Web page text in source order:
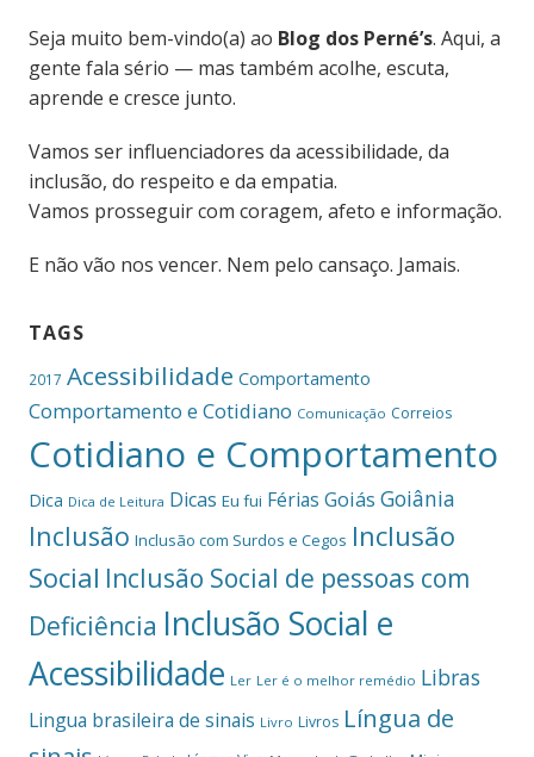
Seja muito bem-vindo(a) ao Blog dos Perné’s. Aqui, a
gente fala sério — mas também acolhe, escuta,
aprende e cresce junto.
Vamos ser influenciadores da acessibilidade, da
inclusão, do respeito e da empatia.
Vamos prosseguir com coragem, afeto e informação.
E não vão nos vencer. Nem pelo cansaço. Jamais.
TAGS
2017 Acessibilidade Comportamento
Comportamento e Cotidiano Comunicação Correios
Cotidiano e Comportamento
Dica Dica de Leitura Dicas Eu fui Férias Goiás Goiânia
Inclusão Inclusão com Surdos e Cegos Inclusão
Social Inclusão Social de pessoas com
Deficiência Inclusão Social e
Acessibilidade Ler Ler é o melhor remédio Libras
Lingua brasileira de sinais Livro Livros Língua de